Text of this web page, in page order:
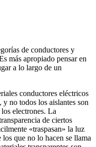
de conductores y
más apropiado pensar en
a lo largo de un
conductores eléctricos
no todos los aislantes son
electrones. La
de ciertos
«traspasan» la luz
los que no lo hacen se llama